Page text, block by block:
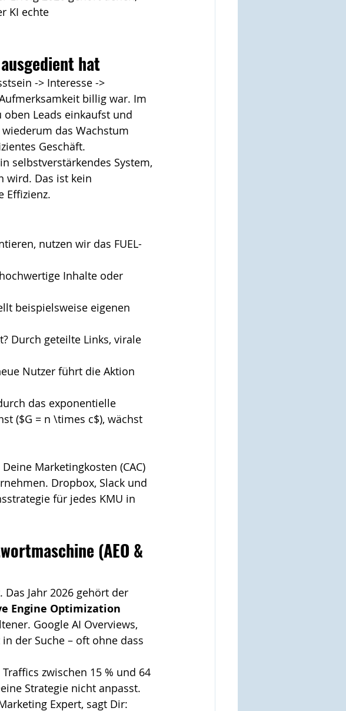
KI echte
hat
-> Interesse ->
billig war. Im
oben Leads einkaufst und
das Wachstum
Geschäft.
selbstverstärkendes System,
wird. Das ist kein
Effizienz.
nutzen wir das FUEL-
Inhalte oder
beispielsweise eigenen
Durch geteilte Links, virale
Nutzer führt die Aktion
das exponentielle
($G = n \times c$), wächst
Marketingkosten (CAC)
Dropbox, Slack und
für jedes KMU in
(AEO &
Jahr 2026 gehört der
Engine Optimization
Google AI Overviews,
der Suche – oft ohne dass
zwischen 15 % und 64
Strategie nicht anpasst.
Expert, sagt Dir: